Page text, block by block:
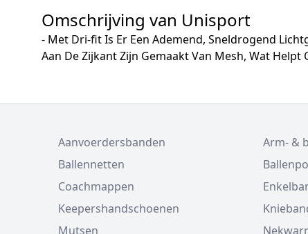
Omschrijving van Unisport
- Met Dri-fit Is Er Een Ademend, Sneldrogend
Aan De Zijkant Zijn Gemaakt Van Mesh, Wat
Aanvoerdersbanden Arm- &
Ballennetten
Coachmappen
Keepershandschoenen
Mutsen